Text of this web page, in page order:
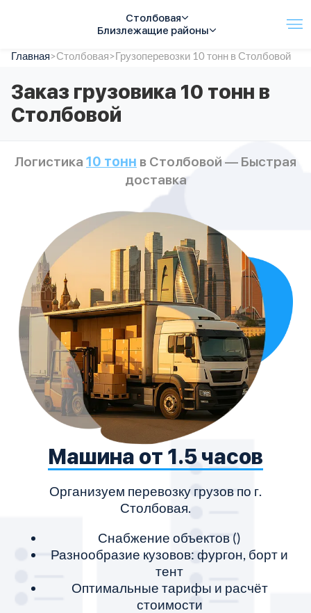
Столбовая
Близлежащие районы
Услуги
Автопарк
Тарифы
Акции
Контакты
Главная>Столбовая>Грузоперевозки 10 тонн в Столбовой
Заказ грузовика 10 тонн в
Столбовой
Логистика 10 тонн в Столбовой — Быстрая
доставка
Машина от 1.5 часов
Организуем перевозку грузов по г.
Столбовая.
Снабжение объектов ()
Разнообразие кузовов: фургон, борт и
тент
Оптимальные тарифы и расчёт
стоимости